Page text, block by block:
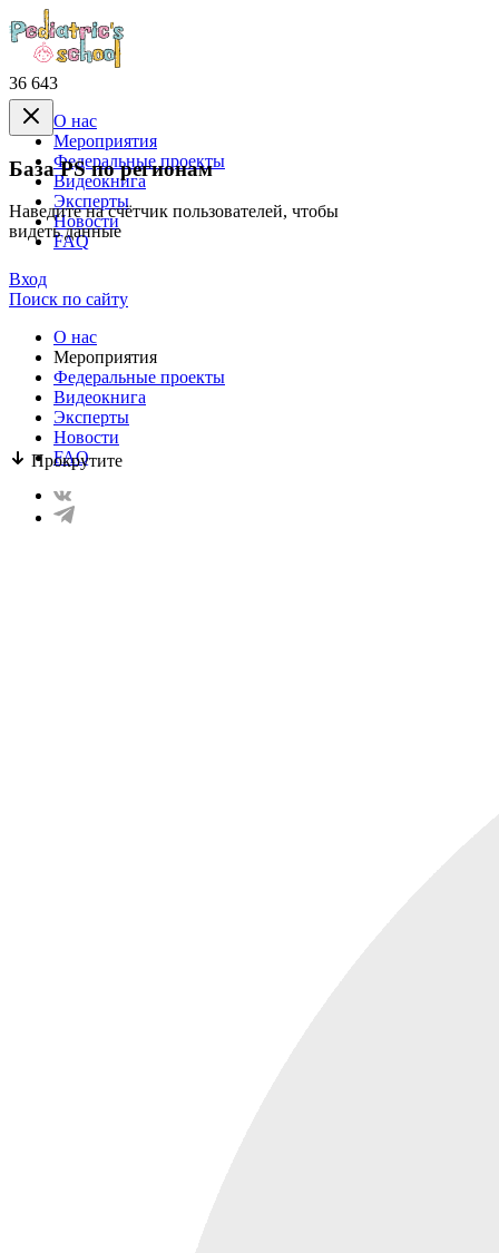
36 643
База PS по регионам
Наведите на счётчик пользователей, чтобы
видеть данные
Прокрутите
О нас
Mероприятия
Федеральные проекты
Видеокнига
Эксперты
Новости
FAQ
Вход
Поиск по сайту
О нас
Mероприятия
Федеральные проекты
Видеокнига
Эксперты
Новости
FAQ